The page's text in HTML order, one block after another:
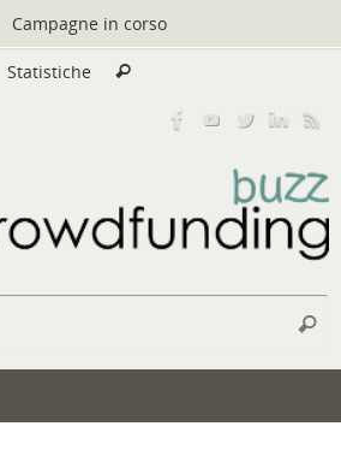
Campagne in corso
Statistiche Cerca
Cerca